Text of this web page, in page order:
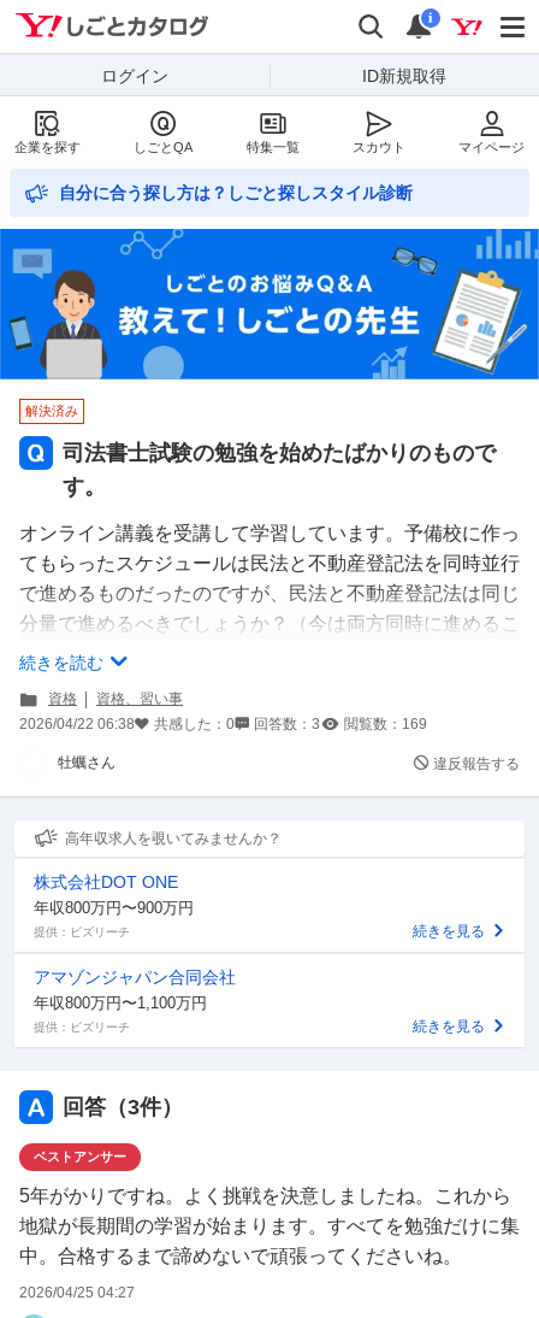
Yahoo!しごとカタログ
検索
通知
i
ログイン ID新規取得
企業を探す しごとQA 特集一覧 スカウト マイページ
自分に合う探し方は？しごと探しスタイル診断
解決済み
司法書士試験の勉強を始めたばかりのもので
す。
オンライン講義を受講して学習しています。予備校に作っ
てもらったスケジュールは民法と不動産登記法を同時並行
で進めるものだったのですが、民法と不動産登記法は同じ
分量で進めるべきでしょうか？（今は両方同時に進めるこ
とを忘れてしまい、民法のみ学習しているという状況で
また、講義を受け始めたら即過去問を解くというスケジュ
い解けるものなのでしょうか？私は難しいけど理解はでき
るな、時間かかってしまうなという感覚で進んでいるので
すがいいのでしょうか？
拙い文章ですみませんが回答よろしくお願いします。
続きを読む
資格
資格、習い事
2026/04/22 06:38
共感した： 0 回答数： 3 閲覧数： 169
牡蠣さん 違反報告する
高年収求人を覗いてみませんか？
株式会社DOT ONE
年収800万円〜900万円
提供：ビズリーチ 続きを見る
アマゾンジャパン合同会社
年収800万円〜1,100万円
提供：ビズリーチ 続きを見る
回答（3件）
ベストアンサー
5年がかりですね。よく挑戦を決意しましたね。これから
地獄が長期間の学習が始まります。すべてを勉強だけに集
中。合格するまで諦めないで頑張ってくださいね。
2026/04/25 04:27